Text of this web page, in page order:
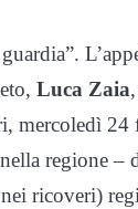
Luca Zaia
mercoledì
regione –
ricoveri)